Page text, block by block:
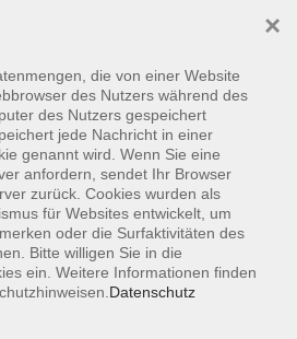
gefunden werden.
die von einer Website
des Nutzers während des
des Nutzers gespeichert
jede Nachricht in einer
genannt wird. Wenn Sie eine
anfordern, sendet Ihr Browser
zurück. Cookies wurden als
für Websites entwickelt, um
oder die Surfaktivitäten des
Bitte willigen Sie in die
ein. Weitere Informationen finden
Datenschutz
×